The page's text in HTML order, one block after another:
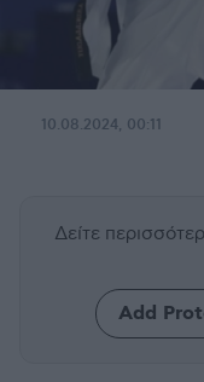
10.08.2024, 00:11
Δείτε
Add